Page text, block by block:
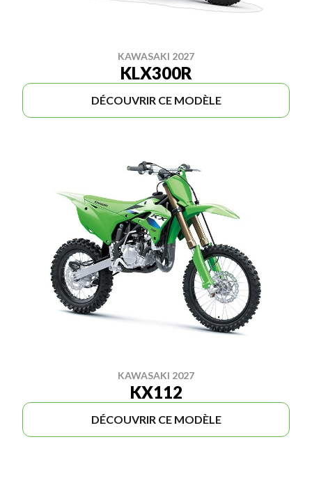
KAWASAKI 2027
KLX300R
DÉCOUVRIR CE MODÈLE
KAWASAKI 2027
KX112
DÉCOUVRIR CE MODÈLE